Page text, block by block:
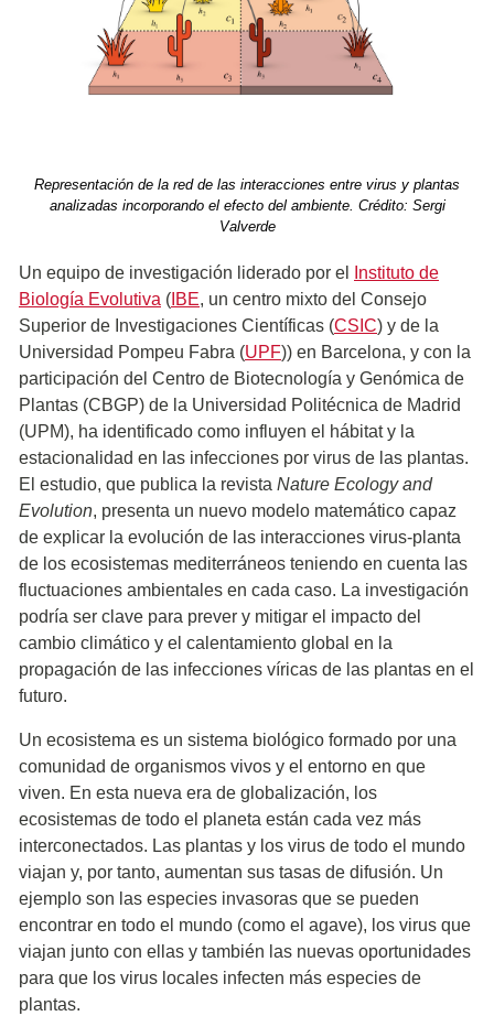
Representación de la red de las interacciones entre virus y plantas
analizadas incorporando el efecto del ambiente. Crédito: Sergi
Valverde
Un equipo de investigación liderado por el
Instituto de
Biología Evolutiva ( IBE, un centro mixto del Consejo
Superior de Investigaciones Científicas (CSIC) y de la
Universidad Pompeu Fabra (UPF)) en Barcelona, y con la
participación del Centro de Biotecnología y Genómica de
Plantas (CBGP) de la Universidad Politécnica de Madrid
(UPM), ha identificado como influyen el hábitat y la
estacionalidad en las infecciones por virus de las plantas.
El estudio, que publica la revista Nature Ecology and
Evolution, presenta un nuevo modelo matemático capaz
de explicar la evolución de las interacciones virus-planta
de los ecosistemas mediterráneos teniendo en cuenta las
fluctuaciones ambientales en cada caso. La investigación
podría ser clave para prever y mitigar el impacto del
cambio climático y el calentamiento global en la
propagación de las infecciones víricas de las plantas en el
futuro.
Un ecosistema es un sistema biológico formado por una
comunidad de organismos vivos y el entorno en que
viven. En esta nueva era de globalización, los
ecosistemas de todo el planeta están cada vez más
interconectados. Las plantas y los virus de todo el mundo
viajan y, por tanto, aumentan sus tasas de difusión. Un
ejemplo son las especies invasoras que se pueden
encontrar en todo el mundo (como el agave), los virus que
viajan junto con ellas y también las nuevas oportunidades
para que los virus locales infecten más especies de
plantas.